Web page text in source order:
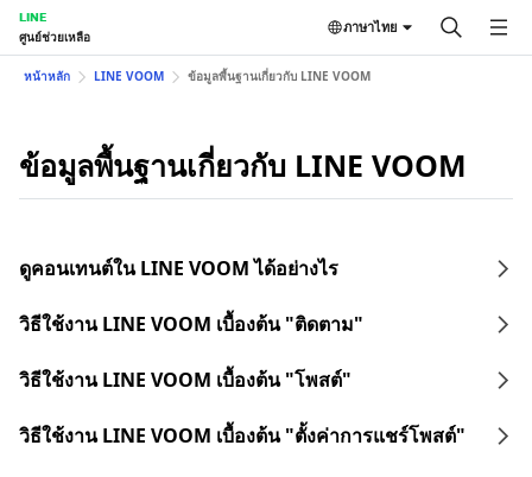
LINE
ศูนย์ช่วยเหลือ
ภาษาไทย
หน้าหลัก LINE VOOM ข้อมูลพื้นฐานเกี่ยวกับ LINE VOOM
ข้อมูลพื้นฐานเกี่ยวกับ LINE VOOM
ดูคอนเทนต์ใน LINE VOOM ได้อย่างไร
วิธีใช้งาน LINE VOOM เบื้องต้น "ติดตาม"
วิธีใช้งาน LINE VOOM เบื้องต้น "โพสต์"
วิธีใช้งาน LINE VOOM เบื้องต้น "ตั้งค่าการแชร์โพสต์"